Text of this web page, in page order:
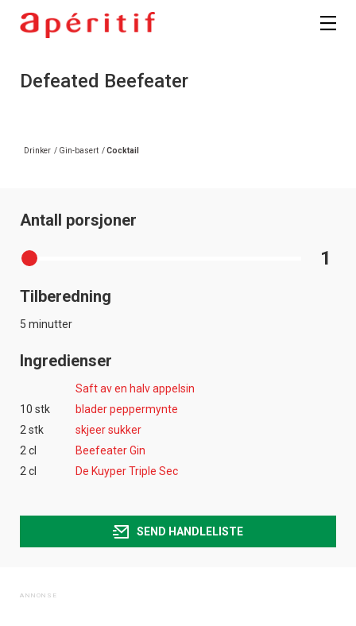
Defeated Beefeater
Drinker / Gin-basert /Cocktail
Antall porsjoner
1
Tilberedning
5 minutter
Ingredienser
Saft av en halv appelsin
10 stk
blader peppermynte
2 stk
skjeer sukker
2 cl
Beefeater Gin
2 cl
De Kuyper Triple Sec
SEND HANDLELISTE